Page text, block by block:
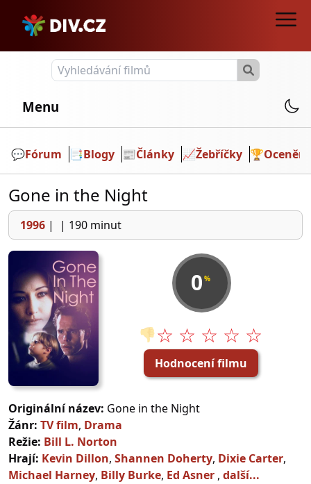
Menu
💬️Fórum 📑Blogy 📰Články 📈Žebříčky 🏆Ocenění
Gone in the Night
1996 | | 190 minut
0 %
👎☆ ☆ ☆ ☆ ☆
Hodnocení filmu
Originální název: Gone in the Night
Žánr: TV film, Drama
Režie: Bill L. Norton
Hrají: Kevin Dillon, Shannen Doherty, Dixie Carter,
Michael Harney, Billy Burke, Ed Asner , další...